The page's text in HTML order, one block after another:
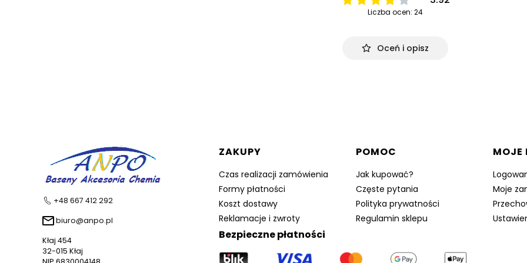
Liczba ocen: 24
Oceń i opisz
+48 667 412 292
biuro@anpo.pl
Kłaj 454
32-015 Kłaj
Linki w stopce
ZAKUPY
Czas realizacji zamówienia
Formy płatności
Koszt dostawy
Reklamacje i zwroty
POMOC
Jak kupować?
Częste pytania
Polityka prywatności
Regulamin sklepu
MOJE
Moje
Bezpieczne płatności